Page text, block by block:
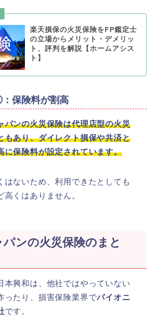
楽天損保の火災保険をFP鑑定士
の立場からメリット・デメリッ
ト、評判を解説【ホームアシス
ト】
保険料が割高
パンの火災保険は代理店型の火災
もあり、ダイレクト損保や共済と
に保険料が設定されています。
はないため、利用できたとしても
高くはありません。
ンの火災保険のまと
本興和は、他社ではやっていない
ったり、損害保険業界でパイオニ
です。